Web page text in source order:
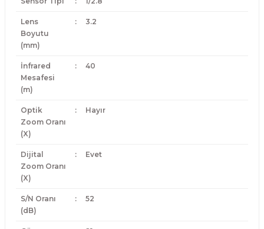
Lens
Boyutu
(mm)
: 3.2
İnfrared
Mesafesi
(m)
: 40
Optik
Zoom Oranı
(X)
: Hayır
Dijital
Zoom Oranı
(X)
: Evet
S/N Oranı
(dB)
: 52